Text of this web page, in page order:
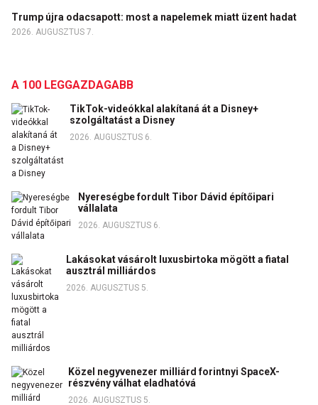
Trump újra odacsapott: most a napelemek miatt üzent hadat
2026. AUGUSZTUS 7.
A 100 LEGGAZDAGABB
TikTok-videókkal alakítaná át a Disney+
szolgáltatást a Disney
2026. AUGUSZTUS 6.
Nyereségbe fordult Tibor Dávid építőipari
vállalata
2026. AUGUSZTUS 6.
Lakásokat vásárolt luxusbirtoka mögött a fiatal
ausztrál milliárdos
2026. AUGUSZTUS 5.
Közel negyvenezer milliárd forintnyi SpaceX-
részvény válhat eladhatóvá
2026. AUGUSZTUS 5.